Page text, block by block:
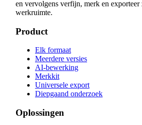
en vervolgens verfijn, merk en exporteer
werkruimte.
Product
Elk formaat
Meerdere versies
AI-bewerking
Merkkit
Universele export
Diepgaand onderzoek
Oplossingen